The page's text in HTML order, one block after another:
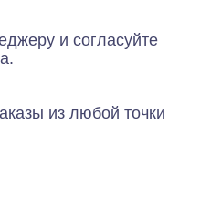
и согласуйте
из любой точки